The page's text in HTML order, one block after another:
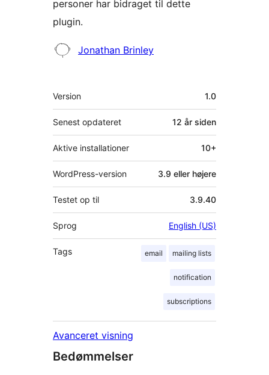
personer har bidraget til dette
plugin.
Bidragsydere
Jonathan Brinley
Meta
Version 1.0
Senest opdateret 12 år siden
Aktive installationer 10+
WordPress-version 3.9 eller højere
Testet op til 3.9.40
Sprog English (US)
Tags email mailing lists
notification
subscriptions
Avanceret visning
Bedømmelser